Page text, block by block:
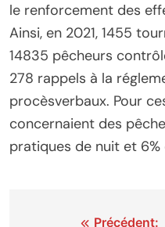
le renforcement des
Ainsi, en 2021, 1455
14835 pêcheurs
278 rappels à la
procèsverbaux. Pour
concernaient des
pratiques de nuit et
Précédent: